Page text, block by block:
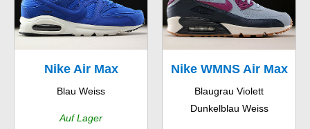
Nike Air Max
Command Premium
Blau Weiss
Auf Lager
Nike WMNS Air Max
90 Essential
Blaugrau Violett
Dunkelblau Weiss